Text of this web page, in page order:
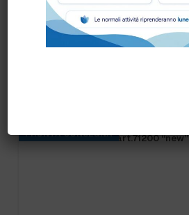
PRONTA CONSEGNA
FRANGIA SOFT SR art.71200 “new”